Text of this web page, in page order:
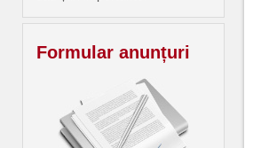
Formular anunțuri